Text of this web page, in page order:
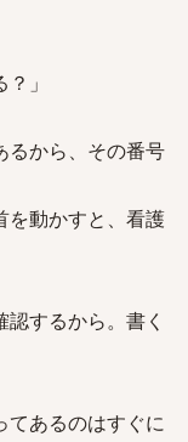
」
るから、その番号
を動かすと、看護
認するから。書く
てあるのはすぐに